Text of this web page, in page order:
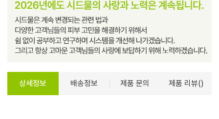
상세정보 배송정보 제품 문의 제품 리뷰()